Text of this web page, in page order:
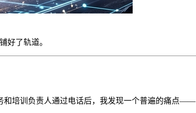
好了轨道。
和培训负责人通过电话后，我发现一个普遍的痛点——